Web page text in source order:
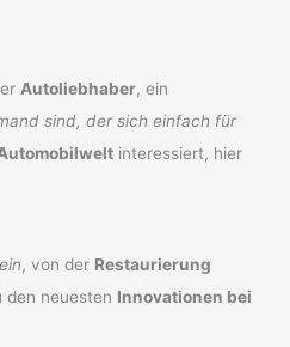
Autoliebhaber, ein
sind, der sich einfach für
interessiert, hier
, von der Restaurierung
den neuesten Innovationen bei